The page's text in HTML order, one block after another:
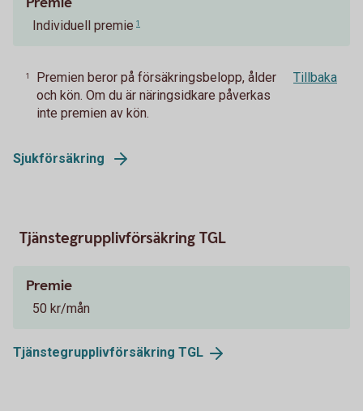
Individuell premie 1
1
Premien beror på försäkringsbelopp, ålder
och kön. Om du är näringsidkare påverkas
inte premien av kön.
Tillbaka
Sjukförsäkring
Tjänstegrupplivförsäkring TGL
Premie
50 kr/mån
Tjänstegrupplivförsäkring TGL